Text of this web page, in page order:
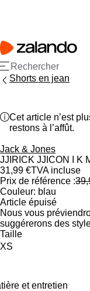
Shorts en jean
Cet article n’est
restons à l’affût.
Jack & Jones
JJIRICK JJICON I K
31,99 €TVA incluse
Prix de référence :
Couleur actuellement
Couleur: blau
Article épuisé
Nous vous
suggérerons des
Taille
XS
et entretien